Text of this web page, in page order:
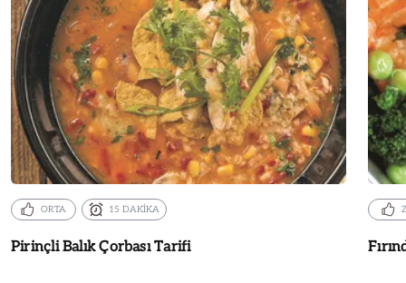
ORTA 15 DAKİKA
Pirinçli Balık Çorbası Tarifi